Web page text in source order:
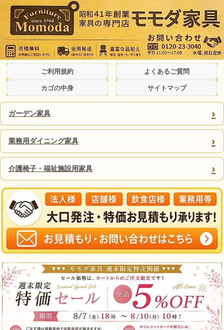
ご利用規約 よくあるご質問
カゴの中身 サイトマップ
ガーデン家具 ›
業務用ダイニング家具 ›
介護椅子・福祉施設用家具 ›